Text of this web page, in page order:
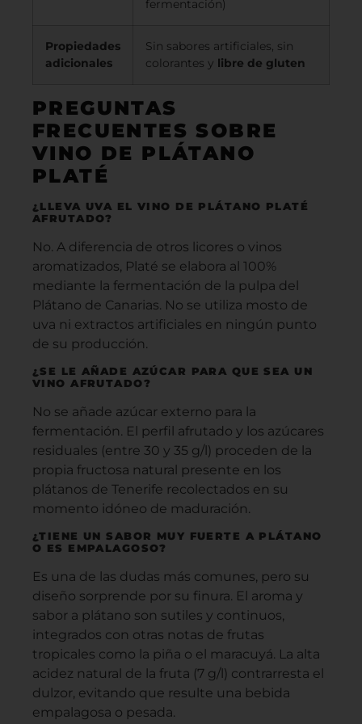
fermentación)
Propiedades
adicionales
Sin sabores artificiales, sin
colorantes y libre de gluten
PREGUNTAS
FRECUENTES SOBRE
VINO DE PLÁTANO
PLATÉ
¿LLEVA UVA EL VINO DE PLÁTANO PLATÉ
AFRUTADO?
No. A diferencia de otros licores o vinos
aromatizados, Platé se elabora al 100%
mediante la fermentación de la pulpa del
Plátano de Canarias. No se utiliza mosto de
uva ni extractos artificiales en ningún punto
de su producción.
¿SE LE AÑADE AZÚCAR PARA QUE SEA UN
VINO AFRUTADO?
No se añade azúcar externo para la
fermentación. El perfil afrutado y los azúcares
residuales (entre 30 y 35 g/l) proceden de la
propia fructosa natural presente en los
plátanos de Tenerife recolectados en su
momento idóneo de maduración.
¿TIENE UN SABOR MUY FUERTE A PLÁTANO
O ES EMPALAGOSO?
Es una de las dudas más comunes, pero su
diseño sorprende por su finura. El aroma y
sabor a plátano son sutiles y continuos,
integrados con otras notas de frutas
tropicales como la piña o el maracuyá. La alta
acidez natural de la fruta (7 g/l) contrarresta el
dulzor, evitando que resulte una bebida
empalagosa o pesada.